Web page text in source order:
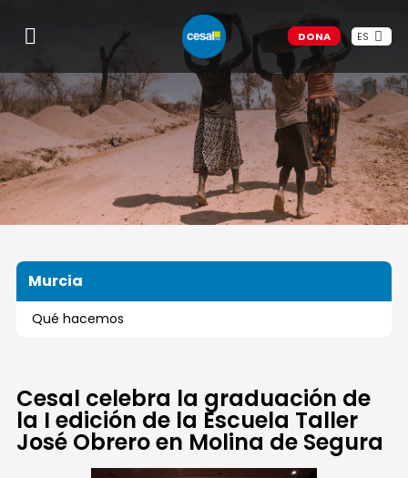
DONA ES
Murcia
Qué hacemos
Cesal celebra la graduación de
la I edición de la Escuela Taller
José Obrero en Molina de Segura